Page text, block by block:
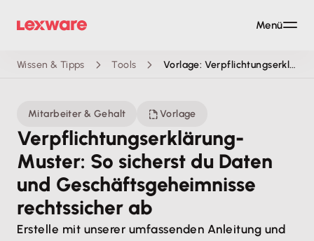
Wissen & Tipps Tools Vorlage: Verpflichtungserklärung
Mitarbeiter & Gehalt Vorlage
Verpflichtungserklärung-
Muster: So sicherst du Daten
und Geschäftsgeheimnisse
rechtssicher ab
Erstelle mit unserer umfassenden Anleitung und
Menü